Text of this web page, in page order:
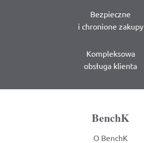
Bezpieczne
i chronione zakupy
Kompleksowa
obsługa klienta
BenchK
O BenchK